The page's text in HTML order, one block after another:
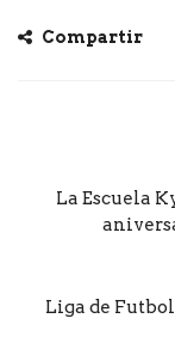
Compartir
La Escuela
Liga de